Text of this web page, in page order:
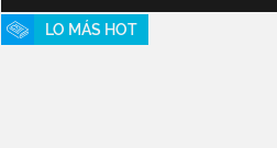
LO MÁS HOT